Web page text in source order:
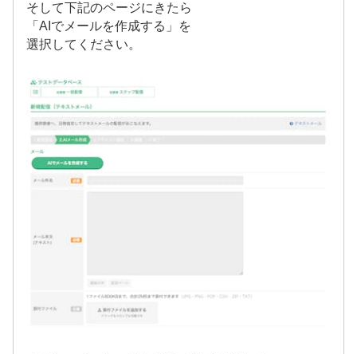
そして下記のページにきたら
「AIでメールを作成する」を
選択してください。